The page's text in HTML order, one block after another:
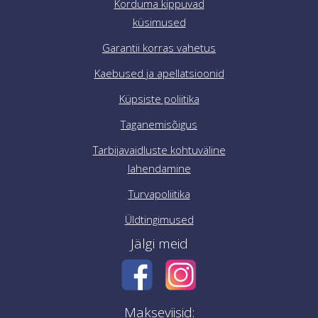
Korduma kippuvad
küsimused
Garantii korras vahetus
Kaebused ja apellatsioonid
Küpsiste poliitika
Taganemisõigus
Tarbijavaidluste kohtuväline
lahendamine
Turvapoliitika
Üldtingimused
Jälgi meid
Makseviisid: